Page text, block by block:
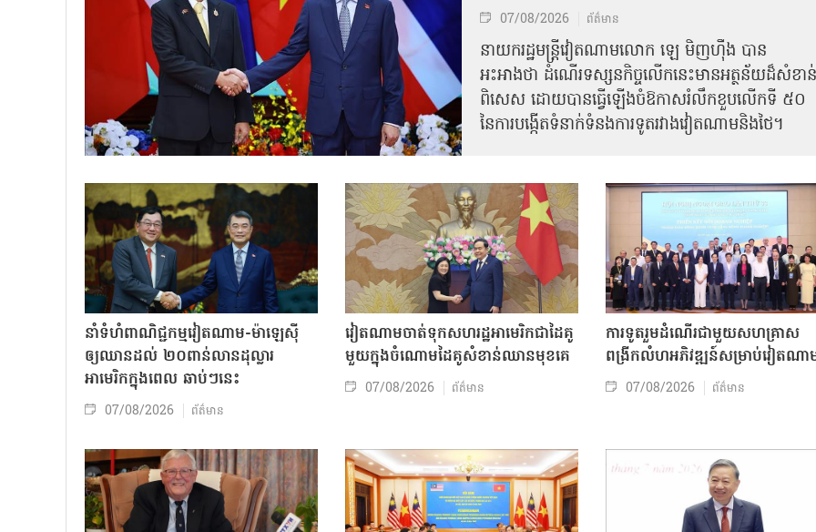
07/08/2026 ព័ត៌មាន
នាយករដ្ឋមន្ត្រីវៀតណាមលោក ឡេ មិញហ៊ឹង បាន
អះអាងថា ដំណើរទស្សនកិច្ចលើកនេះមានអត្ថន័យដ៏សំខាន់
ពិសេស ដោយបានធ្វើឡើងចំឱកាសរំលឹកខួបលើកទី ៥០
នៃការបង្កើតទំនាក់ទំនងការទូតរវាងវៀតណាមនិងថៃ។
នាំទំហំពាណិជ្ជកម្មវៀតណាម-ម៉ាឡេស៊ី
ឲ្យឈានដល់ ២០ពាន់លានដុល្លារ
អាមេរិកក្នុងពេល ឆាប់ៗនេះ
07/08/2026 ព័ត៌មាន
វៀតណាមចាត់ទុកសហរដ្ឋអាមេរិកជាដៃគូ
មួយក្នុងចំណោមដៃគូសំខាន់ឈានមុខគេ
07/08/2026 ព័ត៌មាន
ការទូតរួមដំណើរជាមួយសហគ្រាស
ពង្រីកលំហអភិវឌ្ឍន៍សម្រាប់វៀតណា
07/08/2026 ព័ត៌មាន